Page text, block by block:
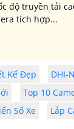
độ truyền tải
tích hợp...
Kế Đẹp
DHI-
Top 10
Số Xe Lắp